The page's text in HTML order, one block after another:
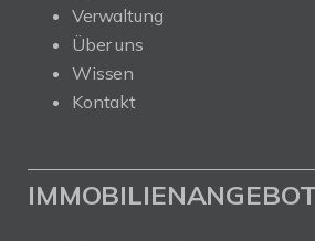
Verwaltung
Über uns
Wissen
Kontakt